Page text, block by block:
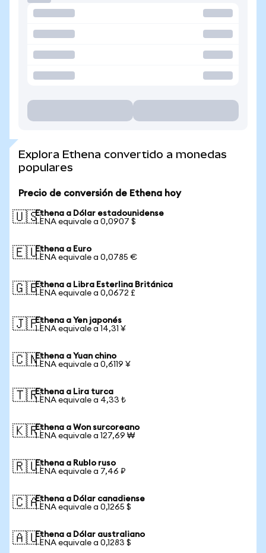
Explora Ethena convertido a monedas
populares
Precio de conversión de Ethena hoy
🇺🇸Ethena a Dólar estadounidense
1 ENA equivale a 0,0907 $
🇪🇺Ethena a Euro
1 ENA equivale a 0,0785 €
🇬🇧Ethena a Libra Esterlina Británica
1 ENA equivale a 0,0672 £
🇯🇵Ethena a Yen japonés
1 ENA equivale a 14,31 ¥
🇨🇳Ethena a Yuan chino
1 ENA equivale a 0,6119 ¥
🇹🇷Ethena a Lira turca
1 ENA equivale a 4,33 ₺
🇰🇷Ethena a Won surcoreano
1 ENA equivale a 127,69 ₩
🇷🇺Ethena a Rublo ruso
1 ENA equivale a 7,46 ₽
🇨🇦Ethena a Dólar canadiense
1 ENA equivale a 0,1265 $
🇦🇺Ethena a Dólar australiano
1 ENA equivale a 0,1283 $